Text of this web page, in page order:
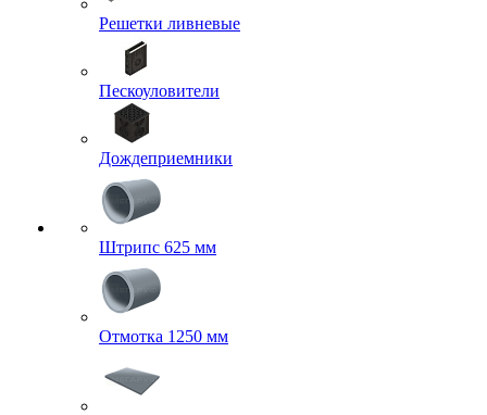
Решетки ливневые
Пескоуловители
Дождеприемники
Штрипс 625 мм
Отмотка 1250 мм